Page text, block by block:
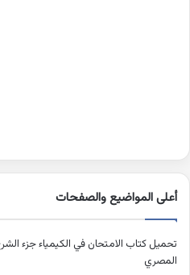
أعلى المواضيع والصفحات
المصري